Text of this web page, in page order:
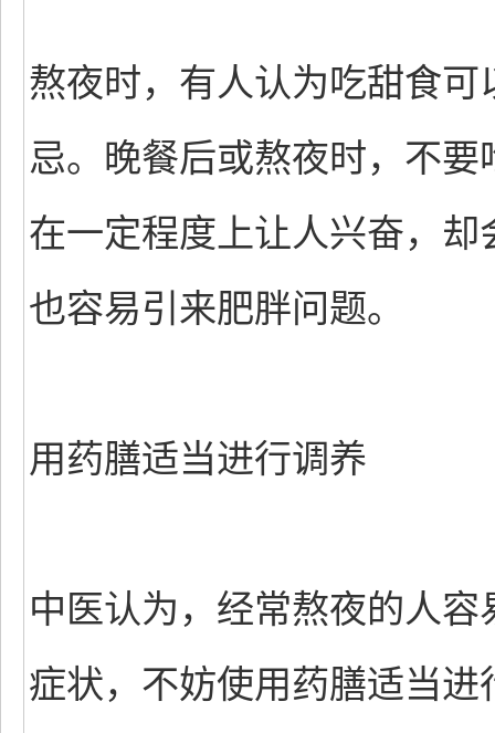
熬夜时，有人认为吃甜食
忌。晚餐后或熬夜时，不
在一定程度上让人兴奋，
也容易引来肥胖问题。
用药膳适当进行调养
中医认为，经常熬夜的人
症状，不妨使用药膳适当